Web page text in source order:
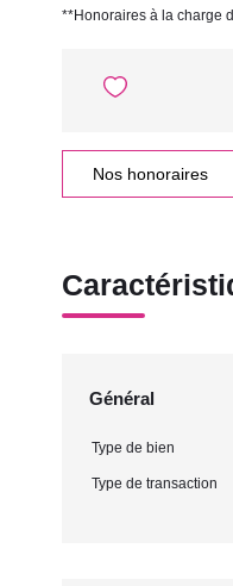
**Honoraires à la charge
Nos honoraires
Général
Type de bien
Type de transaction